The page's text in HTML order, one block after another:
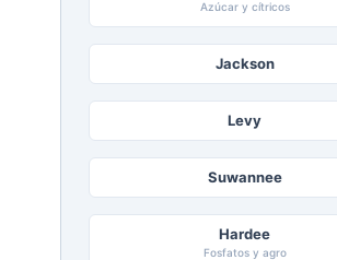
Azúcar y cítricos
Jackson
Levy
Suwannee
Hardee
Fosfatos y agro